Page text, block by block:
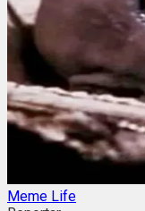
Meme Life